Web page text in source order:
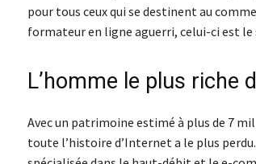
pour tous ceux qui se destinent au
formateur en ligne aguerri, celui-ci est
L’homme le plus riche
Avec un patrimoine estimé à plus de 7
toute l’histoire d’Internet a le plus